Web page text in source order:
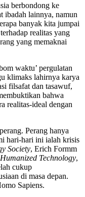
berbondong ke
ibadah lainnya, namun
banyak kita jumpai
realitas yang
yang memaknai
waktu’ pergulatan
klimaks lahirnya karya
filsafat dan tasawuf,
bahwa
realitas-ideal dengan
Perang hanya
hari-hari ini ialah krisis
Society, Erich Formm
Technology,
cukup
di masa depan.
Sapiens.